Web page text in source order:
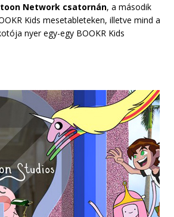
Network csatornán, a második
Kids mesetableteken, illetve mind a
nyer egy-egy BOOKR Kids